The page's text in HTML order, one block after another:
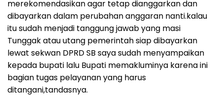
merekomendasikan agar tetap dianggarkan dan
dibayarkan dalam perubahan anggaran nanti.kalau
itu sudah menjadi tanggung jawab yang masi
Tunggak atau utang pemerintah siap dibayarkan
lewat sekwan DPRD SB saya sudah menyampaikan
kepada bupati lalu Bupati memakluminya karena ini
bagian tugas pelayanan yang harus
ditangani,tandasnya.